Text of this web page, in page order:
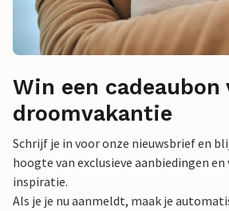
Win een cadeaubon
droomvakantie
Schrijf je in voor onze nieuwsbrief en
hoogte van exclusieve aanbiedingen
inspiratie.
Als je je nu aanmeldt, maak je